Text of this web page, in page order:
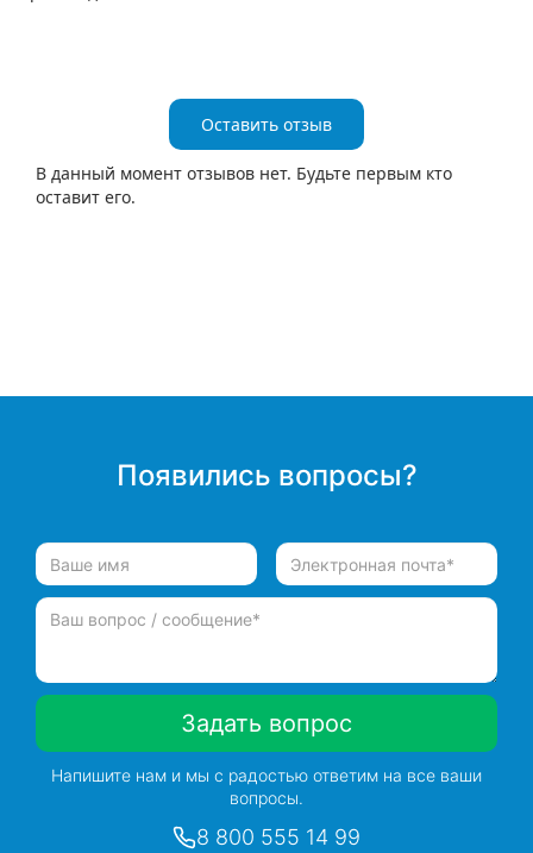
Оставить отзыв
В данный момент отзывов нет. Будьте первым кто
оставит его.
Появились вопросы?
Задать вопрос
Напишите нам и мы с радостью ответим на все ваши
вопросы.
8 800 555 14 99